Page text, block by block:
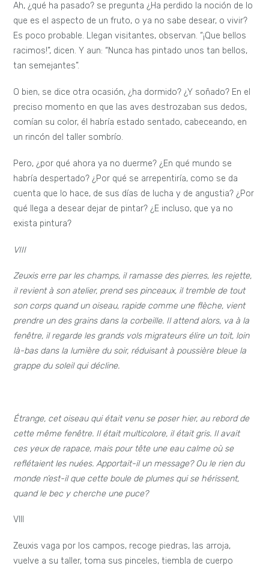
Ah, ¿qué ha pasado? se pregunta ¿Ha perdido la noción de lo
que es el aspecto de un fruto, o ya no sabe desear, o vivir?
Es poco probable. Llegan visitantes, observan. “¡Que bellos
racimos!”, dicen. Y aun: “Nunca has pintado unos tan bellos,
tan semejantes”.
O bien, se dice otra ocasión, ¿ha dormido? ¿Y soñado? En el
preciso momento en que las aves destrozaban sus dedos,
comían su color, él habría estado sentado, cabeceando, en
un rincón del taller sombrío.
Pero, ¿por qué ahora ya no duerme? ¿En qué mundo se
habría despertado? ¿Por qué se arrepentiría, como se da
cuenta que lo hace, de sus días de lucha y de angustia? ¿Por
qué llega a desear dejar de pintar? ¿E incluso, que ya no
exista pintura?
VIII
Zeuxis erre par les champs, il ramasse des pierres, les rejette,
il revient à son atelier, prend ses pinceaux, il tremble de tout
son corps quand un oiseau, rapide comme une flèche, vient
prendre un des grains dans la corbeille. Il attend alors, va à la
fenêtre, il regarde les grands vols migrateurs élire un toit, loin
là-bas dans la lumière du soir, réduisant à poussière bleue la
grappe du soleil qui décline.
Étrange, cet oiseau qui était venu se poser hier, au rebord de
cette même fenêtre. Il était multicolore, il était gris. Il avait
ces yeux de rapace, mais pour tête une eau calme où se
reflétaient les nuées.Apportait-il un message? Ou le rien du
monde n’est-il que cette boule de plumes qui se hérissent,
quand le bec y cherche une puce?
VIII
Zeuxis vaga por los campos, recoge piedras, las arroja,
vuelve a su taller, toma sus pinceles, tiembla de cuerpo